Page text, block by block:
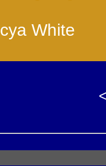
cya White